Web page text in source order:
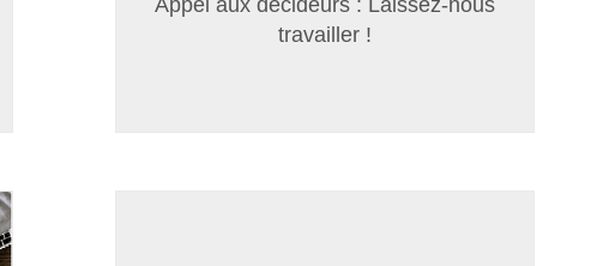
Appel aux décideurs : Laissez-nous
travailler !